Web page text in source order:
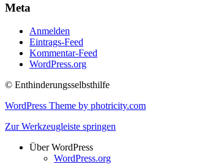
Meta
Anmelden
Eintrags-Feed
Kommentar-Feed
WordPress.org
© Enthinderungsselbsthilfe
WordPress Theme by photricity.com
Zur Werkzeugleiste springen
Über WordPress
WordPress.org